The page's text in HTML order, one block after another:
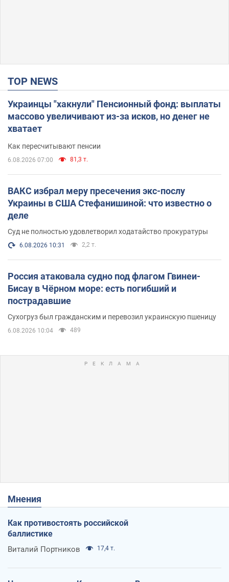
TOP NEWS
Украинцы "хакнули" Пенсионный фонд: выплаты
массово увеличивают из-за исков, но денег не
хватает
Как пересчитывают пенсии
6.08.2026 07:00 81,3 т.
ВАКС избрал меру пресечения экс-послу
Украины в США Стефанишиной: что известно о
деле
Суд не полностью удовлетворил ходатайство прокуратуры
6.08.2026 10:31 2,2 т.
Россия атаковала судно под флагом Гвинеи-
Бисау в Чёрном море: есть погибший и
пострадавшие
Сухогруз был гражданским и перевозил украинскую пшеницу
6.08.2026 10:04 489
Мнения
Как противостоять российской
баллистике
Виталий Портников 17,4 т.